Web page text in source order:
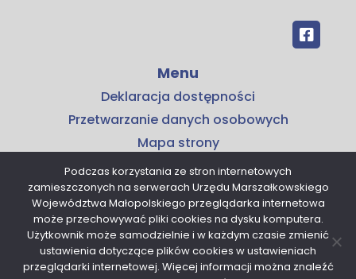
Menu
Deklaracja dostępności
Przetwarzanie danych osobowych
Mapa strony
Kontakt
Kontakt
Małopolskie Centrum Przedsiębiorczości
ul. Armii Krajowej 16
30-150 Kraków
tel. 12 376 91 00
Podczas korzystania ze stron internetowych
zamieszczonych na serwerach Urzędu Marszałkowskiego
Województwa Małopolskiego przeglądarka internetowa
może przechowywać pliki cookies na dysku komputera.
Użytkownik może samodzielnie i w każdym czasie zmienić
ustawienia dotyczące plików cookies w ustawieniach
przeglądarki internetowej. Więcej informacji można znaleźć